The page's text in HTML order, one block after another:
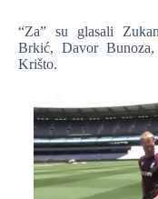
“Za” su glasali
Brkić, Davor
Krišto.